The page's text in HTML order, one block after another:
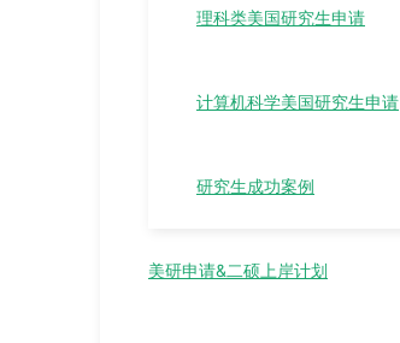
理科类美国研究生申请
计算机科学美国研究生申请
研究生成功案例
美研申请&二硕上岸计划